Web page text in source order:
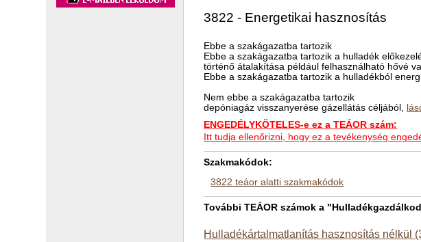
3822 - Energetikai hasznosítás
Ebbe a szakágazatba tartozik
Ebbe a szakágazatba tartozik a hulladék
történő átalakítása például felhasználható hővé
Ebbe a szakágazatba tartozik a hulladékból
Nem ebbe a szakágazatba tartozik
depóniagáz visszanyerése gázellátás céljából,
ENGEDÉLYKÖTELES-e ez a TEÁOR szám:
Itt tudja ellenőrizni, hogy ez a tevékenység
Szakmakódok:
3822 teáor alatti szakmakódok
További TEÁOR számok a
Hulladékártalmatlanítás hasznosítás nélkül